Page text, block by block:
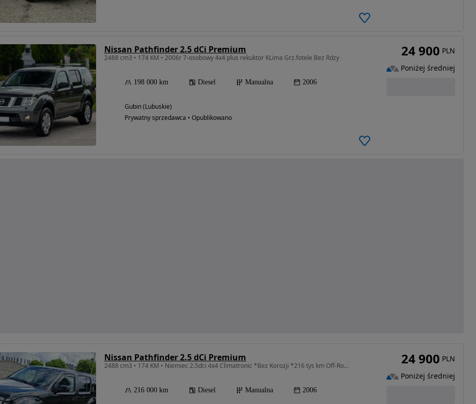
Nissan Pathfinder 2.5 dCi Premium
2488 cm3 • 174 KM • 2006r 7-osobowy 4x4 plus rekuktor KLima Grz.fotele Bez Rdzy
198 000 km Diesel Manualna 2006
Gubin (Lubuskie)
Prywatny sprzedawca • Opublikowano
24 900 PLN
Poniżej średniej
Nissan Pathfinder 2.5 dCi Premium
2488 cm3 • 174 KM • Niemiec 2.5dci 4x4 Climatronic *Bez Korozji *216 tys km Off-Road
216 000 km Diesel Manualna 2006
24 900 PLN
Poniżej średniej